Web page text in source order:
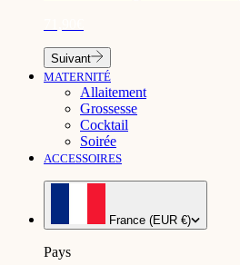
Suivant
MATERNITÉ
Allaitement
Grossesse
Cocktail
Soirée
ACCESSOIRES
France (EUR €)
Pays